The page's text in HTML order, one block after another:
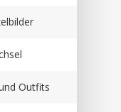
Outfits